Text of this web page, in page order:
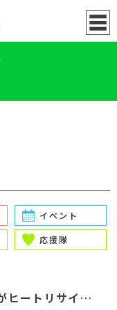
イベント
応援隊
「日立のドラム式がヒートリサイクル廃止しました。」